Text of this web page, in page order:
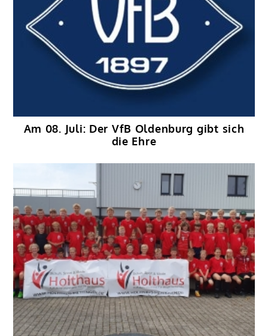
Am 08. Juli: Der VfB Oldenburg gibt sich
die Ehre